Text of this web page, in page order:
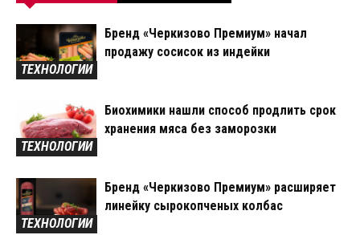
ТЕХНОЛОГИИ
Бренд «Черкизово Премиум» начал
продажу сосисок из индейки
ТЕХНОЛОГИИ
Биохимики нашли способ продлить срок
хранения мяса без заморозки
ТЕХНОЛОГИИ
Бренд «Черкизово Премиум» расширяет
линейку сырокопченых колбас